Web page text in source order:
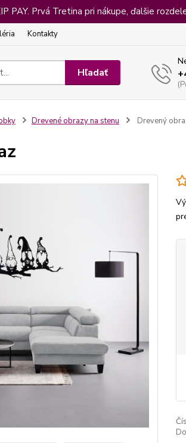
PAY. Prvá Tretina pri nákupe, ďalšie
Kontakty
Hľadať
Drevené obrazy na stenu Drevený